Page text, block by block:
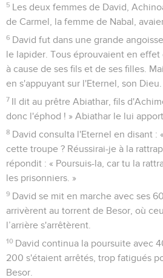
5 Les deux femmes de David,
de Carmel, la femme de Nabal,
6 David fut dans une grande
le lapider. Tous éprouvaient en effet
à cause de ses fils et de ses filles.
en s'appuyant sur l'Eternel, son Dieu.
7 Il dit au prêtre Abiathar, fils
donc l'éphod ! » Abiathar le lui
8 David consulta l'Eternel en disant :
cette troupe ? Réussirai-je à la
répondit : « Poursuis-la, car tu la
les prisonniers. »
9 David se mit en marche avec ses
arrivèrent au torrent de Besor, où
l’arrière s'arrêtèrent.
10 David continua la poursuite avec
200 s'étaient arrêtés, trop fatigués
Besor.